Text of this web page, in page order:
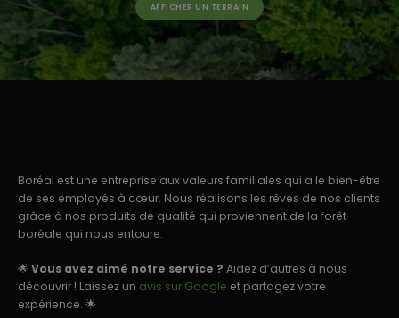
AFFICHER UN TERRAIN
Boréal est une entreprise aux valeurs familiales qui a le bien-être
de ses employés à cœur. Nous réalisons les rêves de nos clients
grâce à nos produits de qualité qui proviennent de la forêt
boréale qui nous entoure.
🌟Vous avez aimé notre service ? Aidez d’autres à nous
découvrir ! Laissez un avis sur Google et partagez votre
expérience. 🌟